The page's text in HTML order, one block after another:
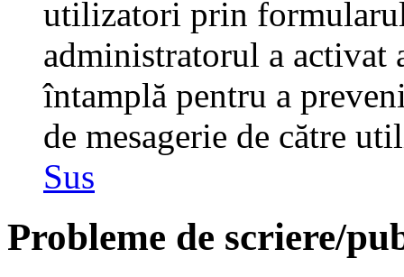
utilizatori prin
administratorul a activat
întamplă pentru a
de mesagerie de către
Sus
Probleme de scriere/